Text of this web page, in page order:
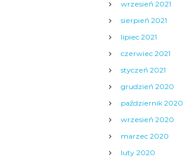
wrzesień 2021
sierpień 2021
lipiec 2021
czerwiec 2021
styczeń 2021
grudzień 2020
październik 2020
wrzesień 2020
marzec 2020
luty 2020